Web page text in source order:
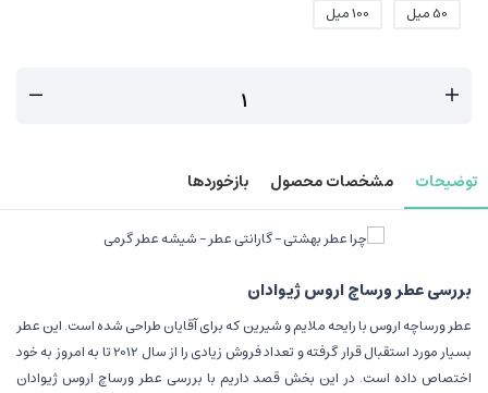
50 میل
100 میل
توضیحات مشخصات محصول بازخوردها
بررسی عطر ورساچ اروس ژیوادان
عطر ورساچه اروس با رایحه ملایم و شیرین که برای آقایان طراحی شده است. این عطر
بسیار مورد استقبال قرار گرفته و تعداد فروش زیادی را از سال 2012 تا به امروز به خود
اختصاص داده است. در این بخش قصد داریم با بررسی عطر ورساچ اروس ژیوادان